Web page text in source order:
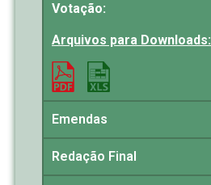
Votação:
Arquivos para Downloads:
Emendas
Redação Final